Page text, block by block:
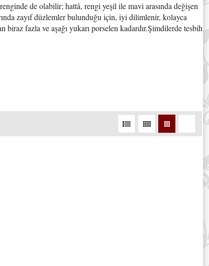
de olabilir; hattâ, rengi yeşil ile mavi arasında değişen
zayıf düzlemler bulunduğu için, iyi dilimlenir, kolayca
fazla ve aşağı yukarı porselen kadardır.Şimdilerde tesbih